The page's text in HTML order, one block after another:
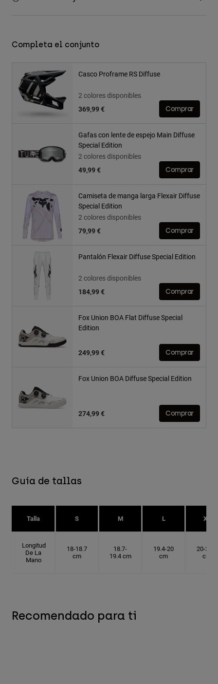
Completa el conjunto
Casco Proframe RS Diffuse
2 colores disponibles
369,99 €
Comprar
Gafas con lente de espejo Main Diffuse
Special Edition
2 colores disponibles
49,99 €
Comprar
Camiseta de manga larga Flexair Diffuse
Special Edition
2 colores disponibles
79,99 €
Comprar
Pantalón Flexair Diffuse Special Edition
2 colores disponibles
184,99 €
Comprar
Fox Union BOA Flat Diffuse Special
Edition
249,99 € Comprar
Fox Union BOA Diffuse Special Edition
274,99 € Comprar
Guía de tallas
Talla S M L XL
Longitud
De La
Mano
18-18.7
cm
18.7-
19.4 cm
19.4-20
cm
20-20.6
cm
Recomendado para ti